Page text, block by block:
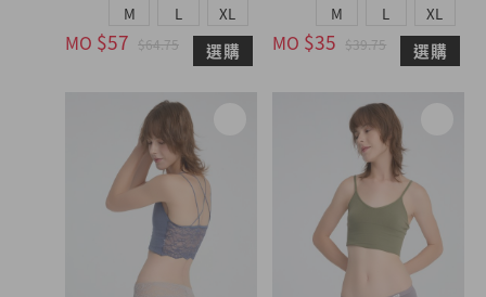
M L XL
MO $57 $64.75 選購
M L XL
MO $35 $39.75 選購